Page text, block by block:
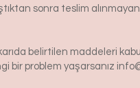
sonra teslim
belirtilen maddeleri
bir problem yaşarsanız